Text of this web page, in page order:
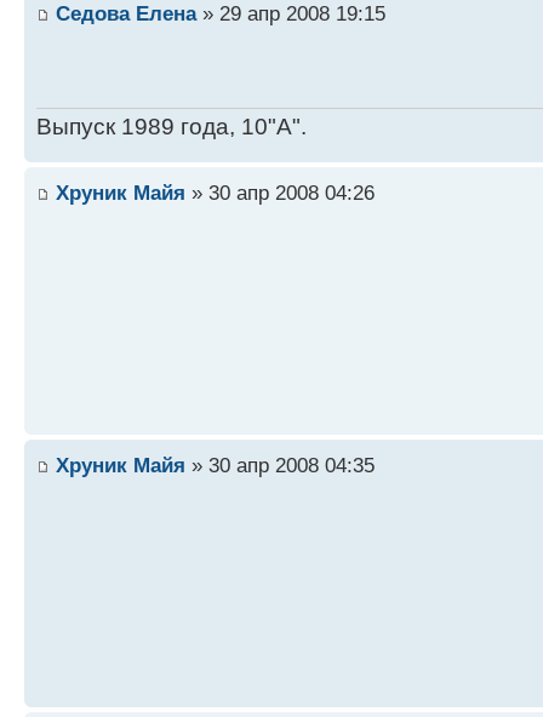
Седова Елена» 29 апр 2008 19:15
Выпуск 1989 года, 10"А".
Хруник Майя » 30 апр 2008 04:26
Хруник Майя » 30 апр 2008 04:35